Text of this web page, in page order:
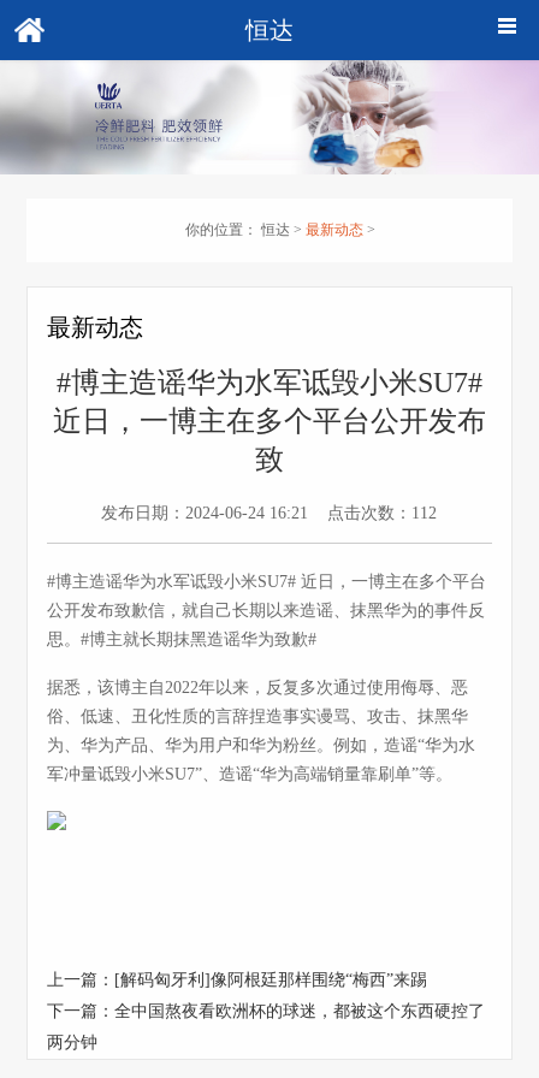
恒达
你的位置： 恒达 > 最新动态 >
最新动态
#博主造谣华为水军诋毁小米SU7#
近日，一博主在多个平台公开发布
致
发布日期：2024-06-24 16:21 点击次数：112
#博主造谣华为水军诋毁小米SU7# 近日，一博主在多个平台
公开发布致歉信，就自己长期以来造谣、抹黑华为的事件反
思。#博主就长期抹黑造谣华为致歉#
据悉，该博主自2022年以来，反复多次通过使用侮辱、恶
俗、低速、丑化性质的言辞捏造事实谩骂、攻击、抹黑华
为、华为产品、华为用户和华为粉丝。例如，造谣“华为水
军冲量诋毁小米SU7”、造谣“华为高端销量靠刷单”等。
上一篇： [解码匈牙利]像阿根廷那样围绕“梅西”来踢
下一篇：全中国熬夜看欧洲杯的球迷，都被这个东西硬控了
两分钟